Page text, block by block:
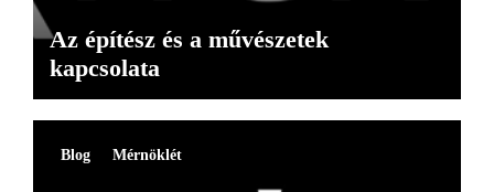
Az építész és a művészetek
kapcsolata
Blog Mérnöklét